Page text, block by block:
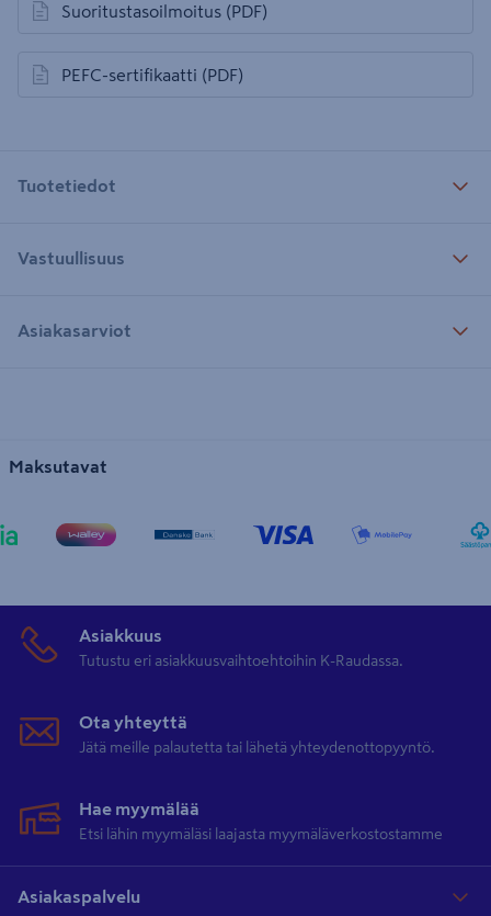
Suoritustasoilmoitus (PDF)
avautuu uuteen välilehteen
PEFC-sertifikaatti (PDF)
avautuu uuteen välilehteen
Tuotetiedot
Vastuullisuus
Asiakasarviot
Maksutavat
Asiakkuus
Tutustu eri asiakkuusvaihtoehtoihin K-Raudassa.
Ota yhteyttä
Jätä meille palautetta tai lähetä yhteydenottopyyntö.
Hae myymälää
Etsi lähin myymäläsi laajasta myymäläverkostostamme
Asiakaspalvelu